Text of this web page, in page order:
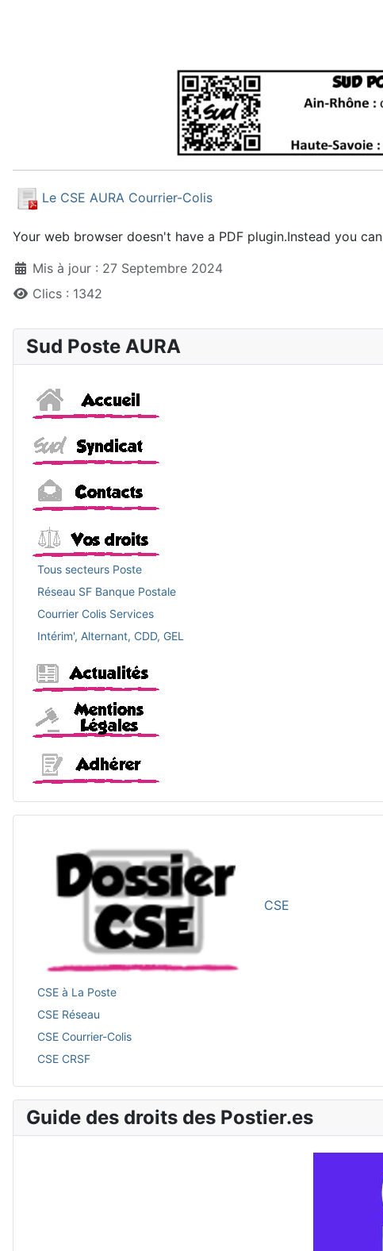
Le CSE AURA Courrier-Colis
Your web browser doesn't have a PDF plugin.Instead you can
DétailsMis à jour : 27 Septembre 2024
Clics : 1342
Sud Poste AURA
Tous secteurs Poste
Réseau SF Banque Postale
Courrier Colis Services
Intérim', Alternant, CDD, GEL
CSE
CSE à La Poste
CSE Réseau
CSE Courrier-Colis
CSE CRSF
Guide des droits des Postier.es